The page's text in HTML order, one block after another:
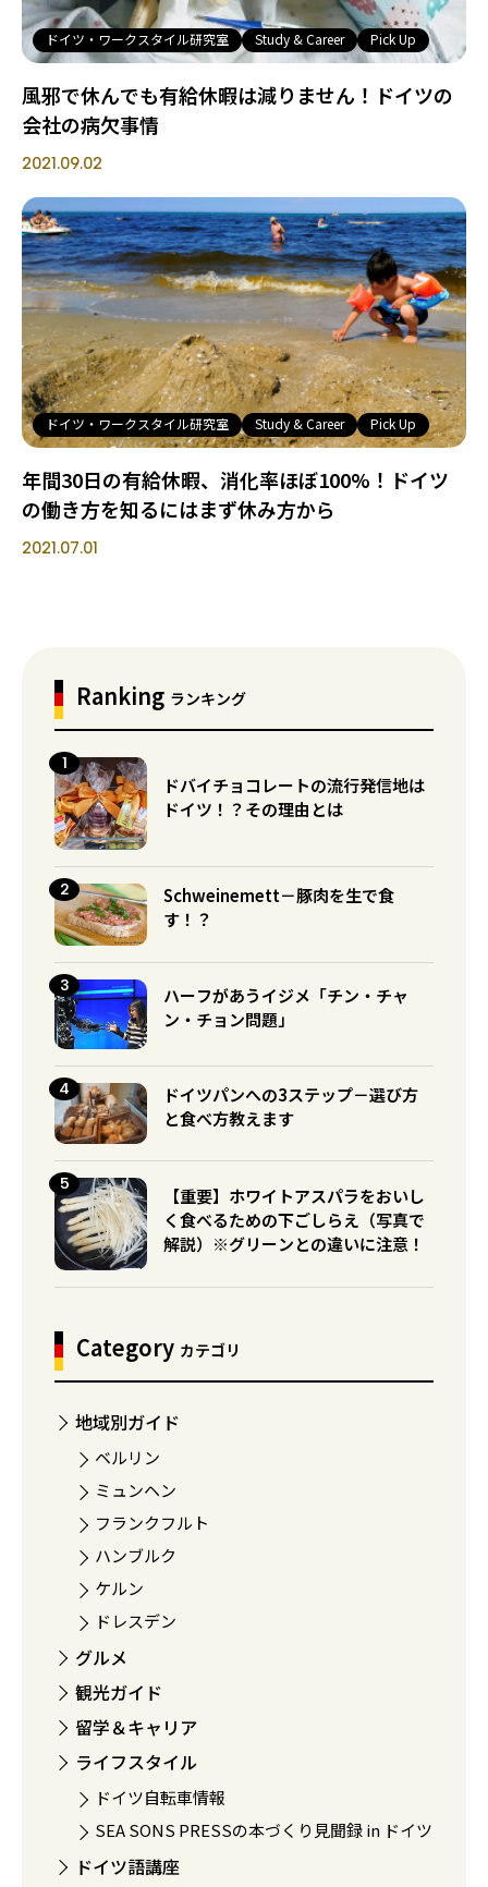
ドイツ・ワークスタイル研究室 Study & Career Pick Up
風邪で休んでも有給休暇は減りません！ドイツの
会社の病欠事情
2021.09.02
ドイツ・ワークスタイル研究室 Study & Career Pick Up
年間30日の有給休暇、消化率ほぼ100%！ドイツ
の働き方を知るにはまず休み方から
2021.07.01
Ranking ランキング
ドバイチョコレートの流行発信地は
ドイツ！？その理由とは
Schweinemett－豚肉を生で食
す！？
ハーフがあうイジメ「チン・チャ
ン・チョン問題」
ドイツパンへの3ステップ－選び方
と食べ方教えます
【重要】ホワイトアスパラをおいし
く食べるための下ごしらえ（写真で
解説）※グリーンとの違いに注意！
Category カテゴリ
地域別ガイド
ベルリン
ミュンヘン
フランクフルト
ハンブルク
ケルン
ドレスデン
グルメ
観光ガイド
留学＆キャリア
ライフスタイル
ドイツ自転車情報
SEA SONS PRESSの本づくり見聞録 in ドイツ
ドイツ語講座